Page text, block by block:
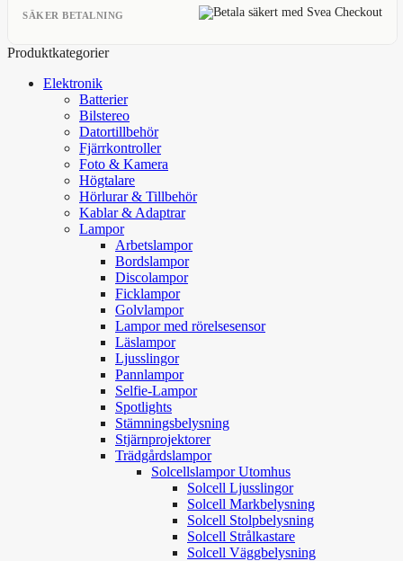
SÄKER BETALNING
Produktkategorier
Elektronik
Batterier
Bilstereo
Datortillbehör
Fjärrkontroller
Foto & Kamera
Högtalare
Hörlurar & Tillbehör
Kablar & Adaptrar
Lampor
Arbetslampor
Bordslampor
Discolampor
Ficklampor
Golvlampor
Lampor med rörelsesensor
Läslampor
Ljusslingor
Pannlampor
Selfie-Lampor
Spotlights
Stämningsbelysning
Stjärnprojektorer
Trädgårdslampor
Solcellslampor Utomhus
Solcell Ljusslingor
Solcell Markbelysning
Solcell Stolpbelysning
Solcell Strålkastare
Solcell Väggbelysning